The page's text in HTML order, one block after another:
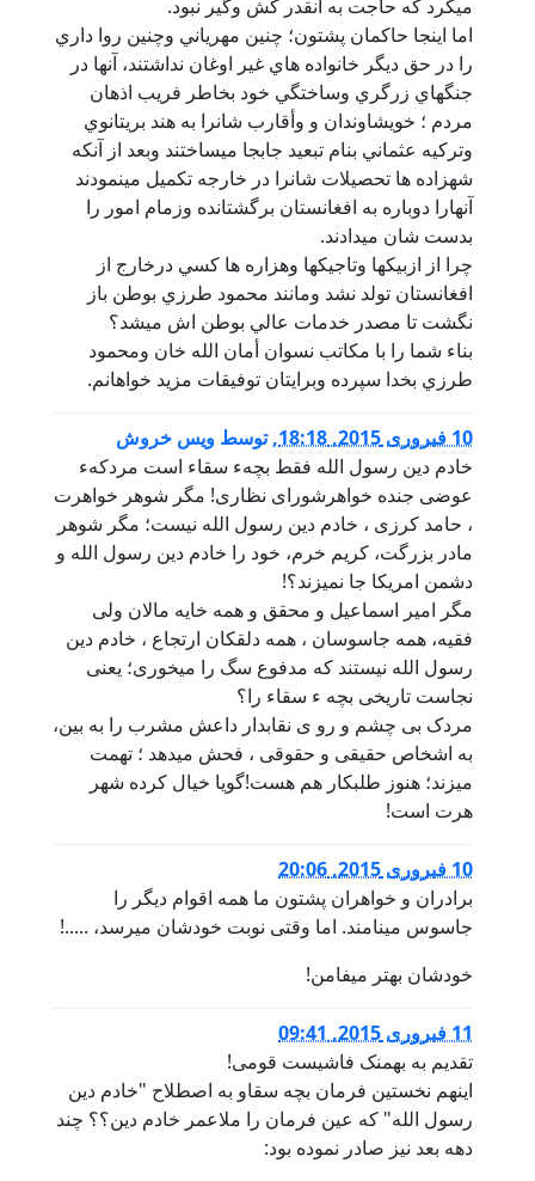
ميكرد كه حاجت به آنقدر كش وگير نبود.
اما اينجا حاكمان پشتون؛ چنين مهرياني وچنين روا داري
را در حق ديگر خانواده هاي غير اوغان نداشتند، آنها در
جنگهاي زرگري وساختگي خود بخاطر فريب اذهان
مردم ؛ خويشاوندان و وأقارب شانرا به هند بريتانوي
وتركيه عثماني بنام تبعيد جابجا ميساختند وبعد از آنكه
شهزاده ها تحصيلات شانرا در خارجه تكميل مينمودند
آنهارا دوباره به افغانستان برگشتانده وزمام امور را
بدست شان ميدادند.
چرا از ازبيكها وتاجيكها وهزاره ها كسي درخارج از
افغانستان تولد نشد ومانند محمود طرزي بوطن باز
نگشت تا مصدر خدمات عالي بوطن اش ميشد؟
بناء شما را با مكاتب نسوان أمان الله خان ومحمود
طرزي بخدا سپرده وبرايتان توفيقات مزيد خواهانم.
10 فبروری 2015, 18:18 ,توسط ویس خروش
خادم دین رسول الله فقط بچهء سقاء است مردکهء
عوضی جنده خواهرشورای نظاری! مگر شوهر خواهرت
، حامد کرزی ، خادم دین رسول الله نیست؛ مگر شوهر
مادر بزرگت، کریم خرم، خود را خادم دین رسول الله و
دشمن امریکا جا نمیزند؟!
مگر امیر اسماعیل و محقق و همه خایه مالان ولی
فقیه، همه جاسوسان ، همه دلقکان ارتجاع ، خادم دین
رسول الله نیستند که مدفوع سگ را میخوری؛ یعنی
نجاست تاریخی بچه ء سقاء را؟
مردک بی چشم و رو ی نقابدار داعش مشرب را به بین،
به اشخاص حقیقی و حقوقی ، فحش میدهد ؛ تهمت
میزند؛ هنوز طلبکار هم هست!گویا خیال کرده شهر
هرت است!
10 فبروری 2015, 20:06
برادران و خواهران پشتون ما همه اقوام دیگر را
جاسوس مینامند. اما وقتی نوبت خودشان میرسد، .....!
خودشان بهتر میفامن!
11 فبروری 2015, 09:41
تقدیم به بهمنک فاشیست قومی!
اینهم نخستین فرمان بچه سقاو به اصطلاح "خادم دین
رسول الله" که عین فرمان را ملاعمر خادم دین؟؟ چند
دهه بعد نیز صادر نموده بود: